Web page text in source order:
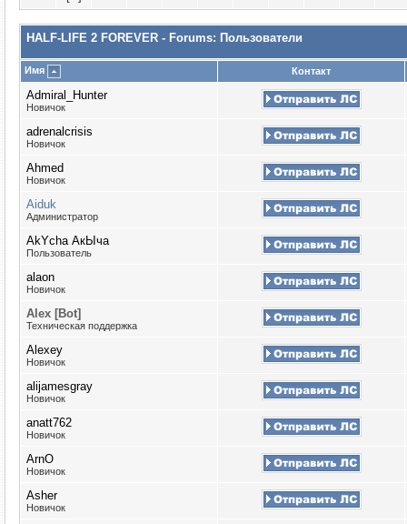
HALF-LIFE 2 FOREVER - Forums: Пользователи
Имя Контакт
Admiral_Hunter
Новичок
adrenalcrisis
Новичок
Ahmed
Новичок
Aiduk
Администратор
AkYcha АкЫча
Пользователь
alaon
Новичок
Alex [Bot]
Техническая поддержка
Alexey
Новичок
alijamesgray
Новичок
anatt762
Новичок
ArnO
Новичок
Asher
Новичок